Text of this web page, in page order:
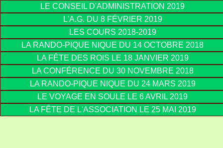
LE CONSEIL D'ADMINISTRATION 2019
L'A.G. DU 8 FÉVRIER 2019
LES COURS 2018-2019
LA RANDO-PIQUE NIQUE DU 14 OCTOBRE 2018
LA FÊTE DES ROIS LE 18 JANVIER 2019
LA CONFÉRENCE DU 30 NOVEMBRE 2018
LA RANDO-PIQUE NIQUE DU 24 MARS 2019
LE VOYAGE EN SOULE LE 6 AVRIL 2019
LA FÊTE DE L'ASSOCIATION LE 25 MAI 2019